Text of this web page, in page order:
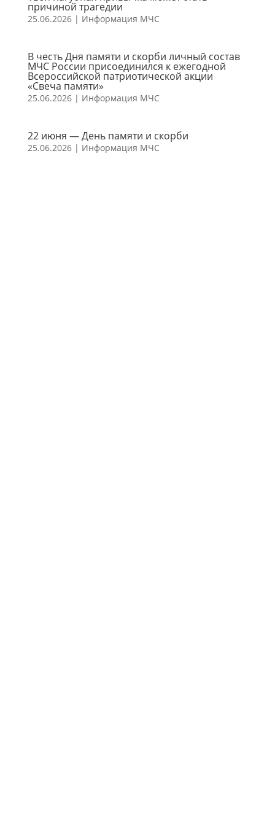
причиной трагедии
25.06.2026| Информация МЧС
В честь Дня памяти и скорби личный состав
МЧС России присоединился к ежегодной
Всероссийской патриотической акции
«Свеча памяти»
25.06.2026| Информация МЧС
22 июня — День памяти и скорби
25.06.2026| Информация МЧС